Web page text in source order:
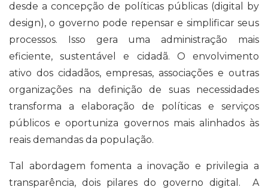
desde a concepção de políticas públicas (digital by
design), o governo pode repensar e simplificar seus
processos. Isso gera uma administração mais
eficiente, sustentável e cidadã. O envolvimento
ativo dos cidadãos, empresas, associações e outras
organizações na definição de suas necessidades
transforma a elaboração de políticas e serviços
públicos e oportuniza governos mais alinhados às
reais demandas da população.
Tal abordagem fomenta a inovação e privilegia a
transparência, dois pilares do governo digital. A